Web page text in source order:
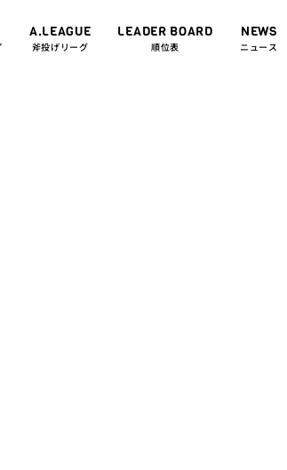
A.LEAGUE
斧投げリーグ
LEADER BOARD
順位表
NEWS
ニュース